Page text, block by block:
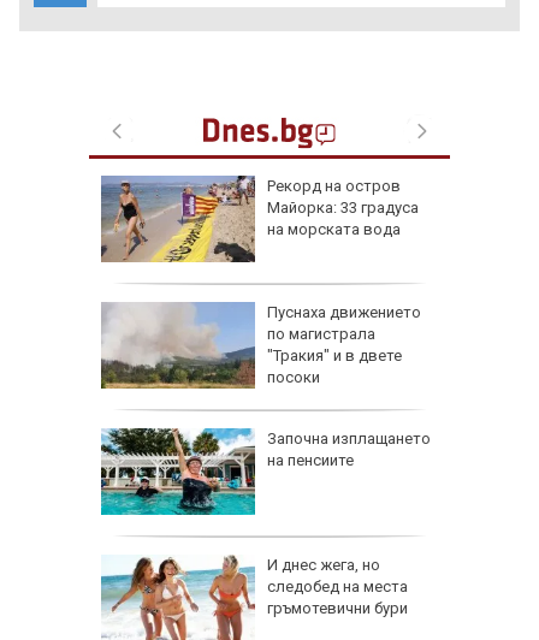
Рекорд на остров
Майорка: 33 градуса
на морската вода
Пуснаха движението
по магистрала
"Тракия" и в двете
посоки
Започна изплащането
на пенсиите
И днес жега, но
следобед на места
гръмотевични бури